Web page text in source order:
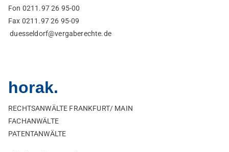
Fon 0211.97 26 95-00
Fax 0211.97 26 95-09
duesseldorf@vergaberechte.de
horak.
RECHTSANWÄLTE FRANKFURT/ MAIN
FACHANWÄLTE
PATENTANWÄLTE